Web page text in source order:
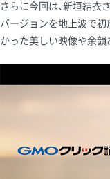
さらに今回は、新垣結衣
バージョンを地上波で
かった美しい映像や余韻